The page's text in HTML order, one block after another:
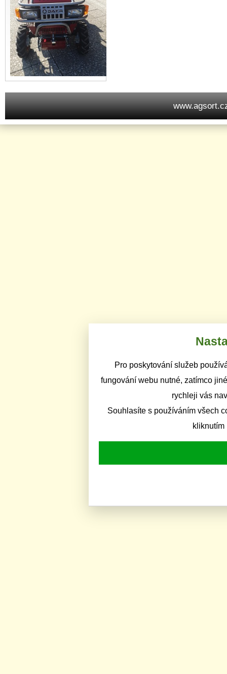
Pro poskytování služeb
fungování webu nutné, zatímco
rychleji vás
Souhlasíte s používáním všech
kliknutím